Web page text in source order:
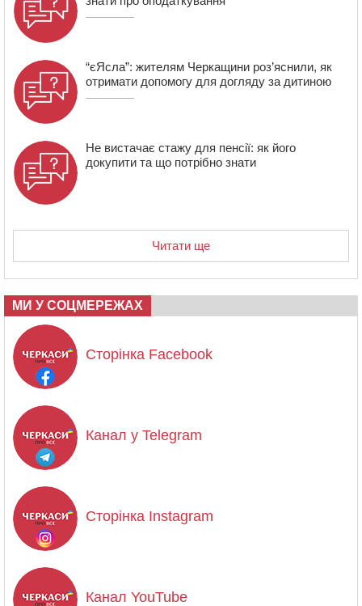
“єЯсла”: жителям Черкащини роз’яснили, як
отримати допомогу для догляду за дитиною
Не вистачає стажу для пенсії: як його
докупити та що потрібно знати
Читати ще
МИ У СОЦМЕРЕЖАХ
Сторінка Facebook
Канал у Telegram
Сторінка Instagram
Канал YouTube